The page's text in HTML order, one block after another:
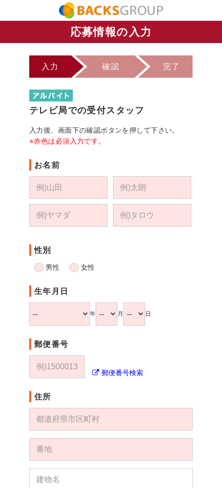
応募情報の入力
入力 確認 完了
テレビ局での受付スタッフ
入力後、画面下の確認ボタンを押して下さい。
※赤色は必須入力です。
お名前
性別
男性 女性
生年月日
年 月 日
郵便番号
郵便番号検索
住所